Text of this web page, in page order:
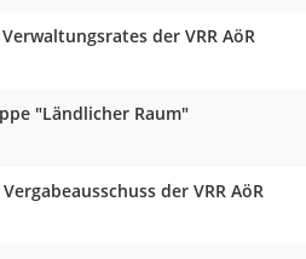
der VRR AöR
"Ländlicher Raum"
der VRR AöR